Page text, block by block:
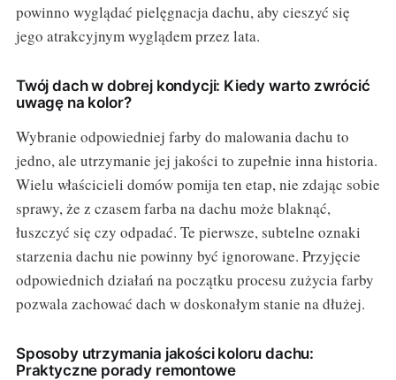
powinno wyglądać pielęgnacja dachu, aby cieszyć się
jego atrakcyjnym wyglądem przez lata.
Twój dach w dobrej kondycji: Kiedy warto zwrócić
uwagę na kolor?
Wybranie odpowiedniej farby do malowania dachu to
jedno, ale utrzymanie jej jakości to zupełnie inna historia.
Wielu właścicieli domów pomija ten etap, nie zdając sobie
sprawy, że z czasem farba na dachu może blaknąć,
łuszczyć się czy odpadać. Te pierwsze, subtelne oznaki
starzenia dachu nie powinny być ignorowane. Przyjęcie
odpowiednich działań na początku procesu zużycia farby
pozwala zachować dach w doskonałym stanie na dłużej.
Sposoby utrzymania jakości koloru dachu:
Praktyczne porady remontowe